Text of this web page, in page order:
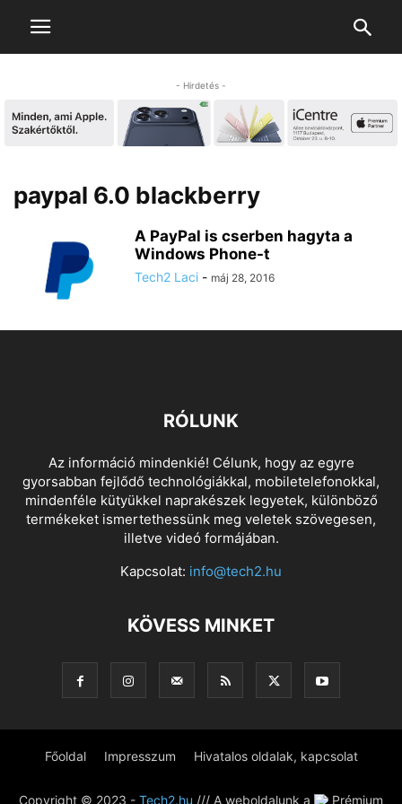
- Hirdetés -
paypal 6.0 blackberry
A PayPal is cserben hagyta a
Windows Phone-t
Tech2 Laci - máj 28, 2016
RÓLUNK
Az információ mindenkié! Célunk, hogy az egyre
gyorsabban fejlődő technológiákkal, mobiletelefonokkal,
mindenféle kütyükkel naprakészek legyetek, különböző
termékeket ismertethessünk meg veletek szövegesen,
illetve videó formájában.
Kapcsolat: info@tech2.hu
KÖVESS MINKET
Főoldal Impresszum Hivatalos oldalak, kapcsolat
Copyright © 2023 - Tech2.hu /// A weboldalunk a Prémium